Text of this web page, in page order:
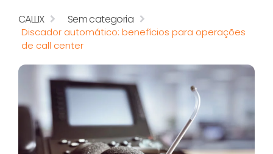
CALLIX Sem categoria
Discador automático: benefícios para operações
de call center